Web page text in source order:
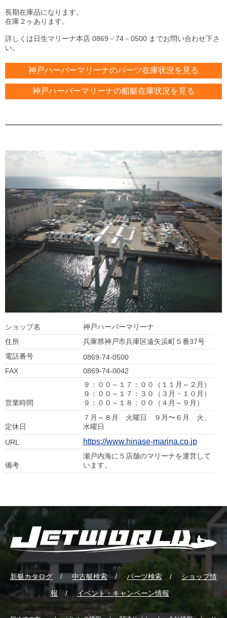
長期在庫品になります。
在庫２ヶあります。
詳しくは日生マリーナ本店 0869－74－0500 までお問い合わせ下さ
い。
神戸ハーバーマリーナのパーツ在庫状況を見る
神戸ハーバーマリーナの船艇在庫状況を見る
ショップ名
神戸ハーバーマリーナ
住所
兵庫県神戸市兵庫区遠矢浜町５番37号
電話番号
0869-74-0500
FAX
0869-74-0042
営業時間
９：００～１７：００（１１月～２月）
９：００～１７：３０（３月・１０月）
９：００～１８：００（４月～９月）
定休日
７月～８月 火曜日 ９月〜６月 火、
水曜日
URL
https://www.hinase-marina.co.jp
備考
瀬戸内海に５店舗のマリーナを運営して
います。
新艇カタログ 中古艇検索 パーツ検索 ショップ情
報 イベント・キャンペーン情報